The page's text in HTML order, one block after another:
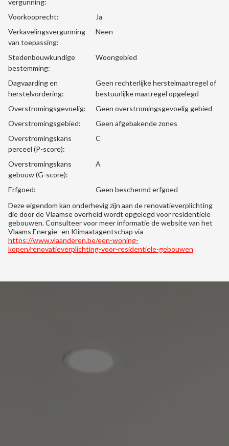
vergunning:
Voorkooprecht:
Ja
Verkavelingsvergunning
van toepassing:
Neen
Stedenbouwkundige
bestemming:
Woongebied
Dagvaarding en
herstelvordering:
Geen rechterlijke herstelmaatregel of
bestuurlijke maatregel opgelegd
Overstromingsgevoelig:
Geen overstromingsgevoelig gebied
Overstromingsgebied:
Geen afgebakende zones
Overstromingskans
perceel (P-score):
C
Overstromingskans
gebouw (G-score):
A
Erfgoed:
Geen beschermd erfgoed
Deze eigendom kan onderhevig zijn aan de renovatieverplichting
die door de Vlaamse overheid wordt opgelegd voor residentiële
gebouwen. Consulteer voor meer informatie de website van het
Vlaams Energie- en Klimaatagentschap via
https://www.vlaanderen.be/een-woning-
kopen/renovatieverplichting-voor-residentiele-gebouwen